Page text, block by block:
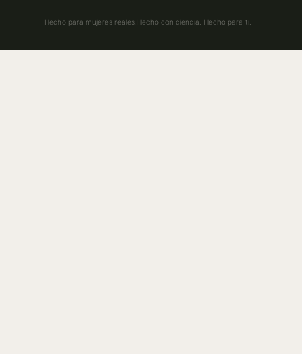
Hecho para mujeres reales. Hecho con ciencia. Hecho para ti.